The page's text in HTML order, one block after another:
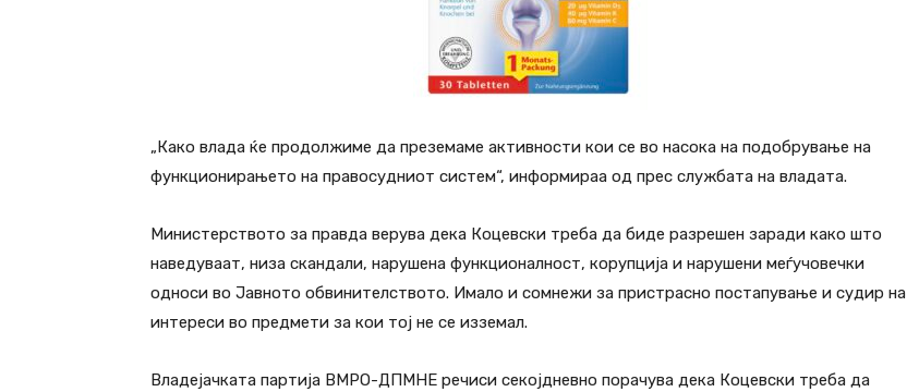
„Како влада ќе продолжиме да преземаме активности кои се во насока на подобрување на
функционирањето на правосудниот систем“, информираа од прес службата на владата.
Министерството за правда верува дека Коцевски треба да биде разрешен заради како што
наведуваат, низа скандали, нарушена функционалност, корупција и нарушени меѓучовечки
односи во Јавното обвинителството. Имало и сомнежи за пристрасно постапување и судир на
интереси во предмети за кои тој не се изземал.
Владејачката партија ВМРО-ДПМНЕ речиси секојдневно порачува дека Коцевски треба да